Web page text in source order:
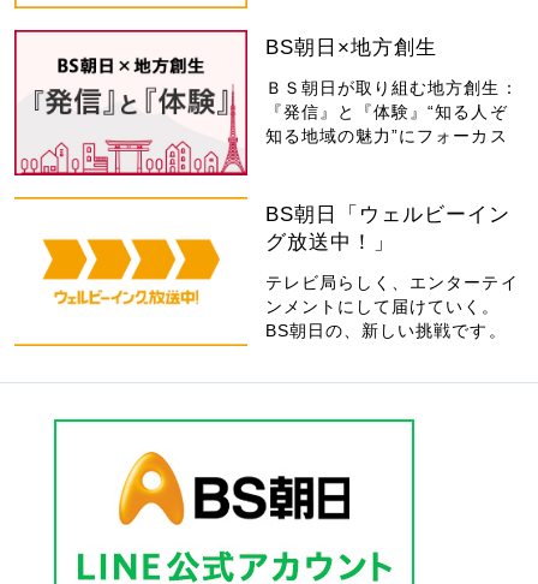
BS朝日×地方創生
ＢＳ朝日が取り組む地方創生：
『発信』と『体験』“知る人ぞ
知る地域の魅力”にフォーカス
BS朝日「ウェルビーイン
グ放送中！」
テレビ局らしく、エンターテイ
ンメントにして届けていく。
BS朝日の、新しい挑戦です。